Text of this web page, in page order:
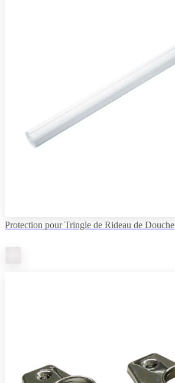
Protection pour Tringle de Rideau de Douche